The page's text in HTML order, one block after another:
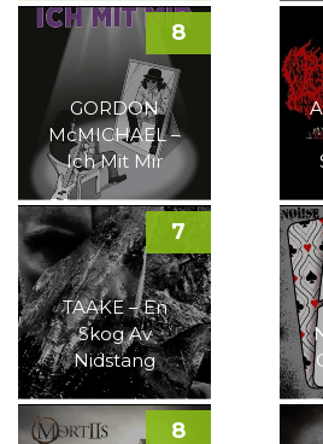
GORDON
McMICHAEL –
Ich Mit Mir
8
TAAKE – En
Skog Av
Nidstang
7
8